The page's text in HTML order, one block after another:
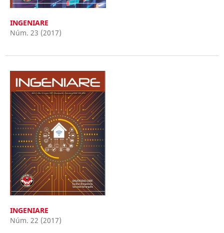
INGENIARE
Núm. 23 (2017)
INGENIARE
Núm. 22 (2017)